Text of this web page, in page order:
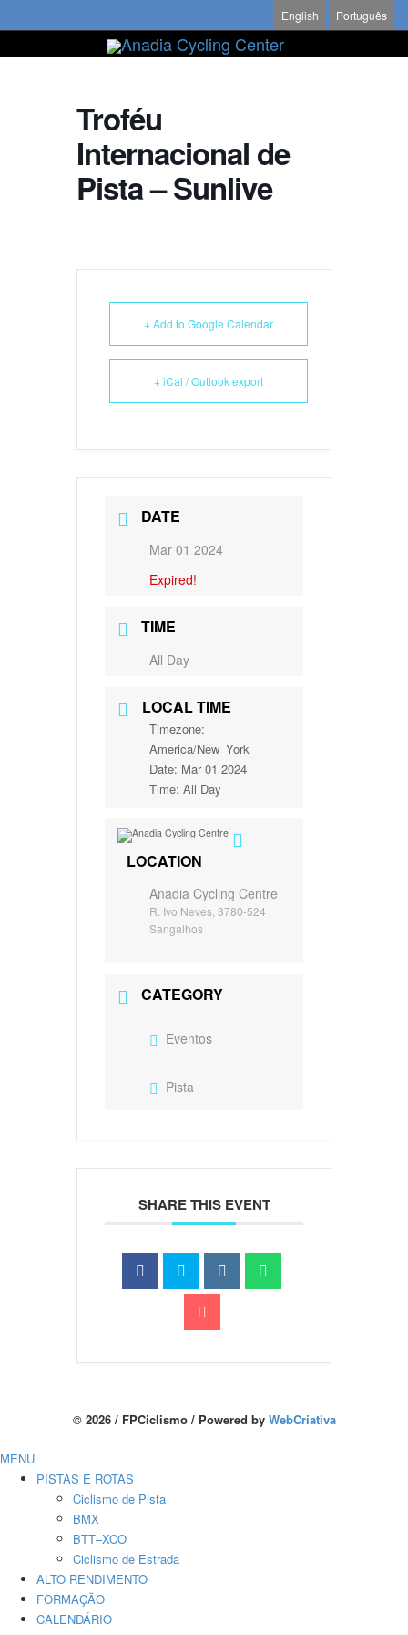
English Português
Troféu
Internacional de
Pista – Sunlive
+ Add to Google Calendar
+ iCal / Outlook export
DATE
Mar 01 2024
Expired!
TIME
All Day
LOCAL TIME
Timezone:
America/New_York
Date: Mar 01 2024
Time: All Day
LOCATION
Anadia Cycling Centre
R. Ivo Neves, 3780-524
Sangalhos
CATEGORY
Eventos
Pista
SHARE THIS EVENT
© 2026 / FPCiclismo / Powered by WebCriativa
MENU
PISTAS E ROTAS
Ciclismo de Pista
BMX
BTT–XCO
Ciclismo de Estrada
ALTO RENDIMENTO
FORMAÇÃO
CALENDÁRIO